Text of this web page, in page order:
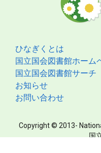
ひなぎくとは
国立国会図書館ホーム
国立国会図書館サーチ
お知らせ
お問い合わせ
Copyright © 2013-